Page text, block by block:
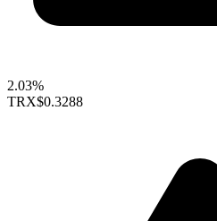
2.03%
TRX$0.3288